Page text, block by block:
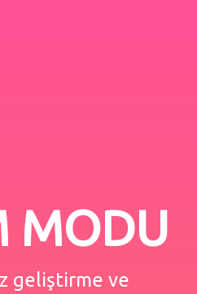
MODU
geliştirme ve